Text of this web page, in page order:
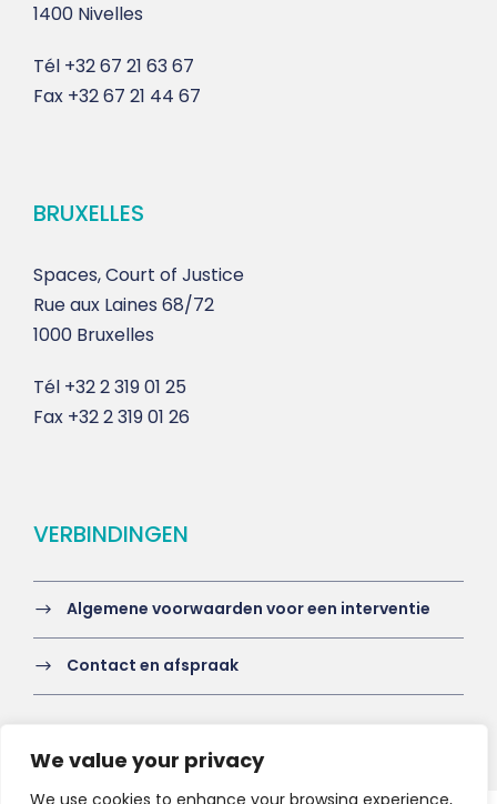
We value your privacy
We use cookies to enhance your browsing experience,
1400 Nivelles
Tél +32 67 21 63 67
Fax +32 67 21 44 67
BRUXELLES
Spaces, Court of Justice
Rue aux Laines 68/72
1000 Bruxelles
Tél +32 2 319 01 25
Fax +32 2 319 01 26
VERBINDINGEN
Algemene voorwaarden voor een interventie
Contact en afspraak